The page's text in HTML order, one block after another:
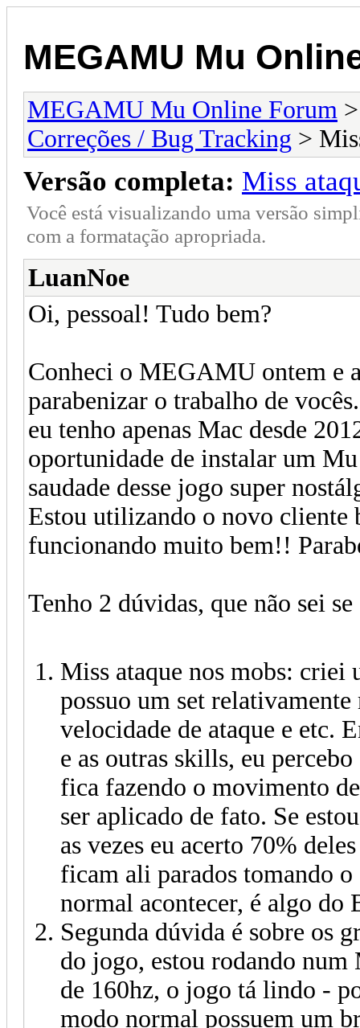
MEGAMU Mu
MEGAMU Mu Online Forum
Correções / Bug Tracking >
Versão completa: Miss
Você está visualizando uma versão
com a formatação apropriada.
LuanNoe
Oi, pessoal! Tudo bem?
Conheci o MEGAMU ontem e
parabenizar o trabalho de
eu tenho apenas Mac desde
oportunidade de instalar um
saudade desse jogo super
Estou utilizando o novo cliente
funcionando muito bem!!
Tenho 2 dúvidas, que não sei
Miss ataque nos mobs: criei
possuo um set
velocidade de ataque e etc.
e as outras skills, eu
fica fazendo o movimento
ser aplicado de fato. Se
as vezes eu acerto 70%
ficam ali parados tomando o
normal acontecer, é algo do
Segunda dúvida é sobre os
do jogo, estou rodando
de 160hz, o jogo tá lindo -
modo normal possuem um